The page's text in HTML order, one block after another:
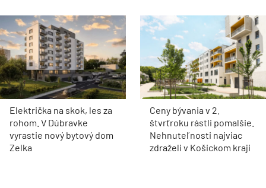
Električka na skok, les za
rohom. V Dúbravke
vyrastie nový bytový dom
Zelka
Ceny bývania v 2.
štvrťroku rástli pomalšie.
Nehnuteľnosti najviac
zdraželi v Košickom kraji